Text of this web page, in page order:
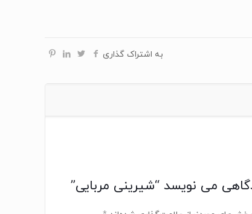
به اشتراک گذاری
می نویسد “شیرینی مربایی”